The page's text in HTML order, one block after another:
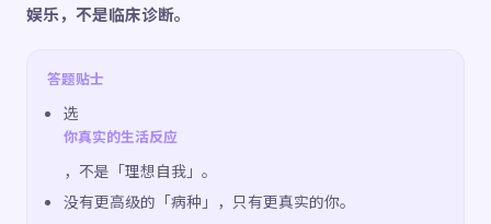
娱乐，不是临床诊断。
答题贴士
选
你真实的生活反应
，不是「理想自我」。
没有更高级的「病种」，只有更真实的你。